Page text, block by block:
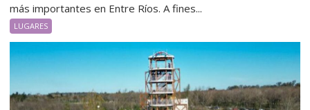
más importantes en Entre Ríos. A fines...
LUGARES